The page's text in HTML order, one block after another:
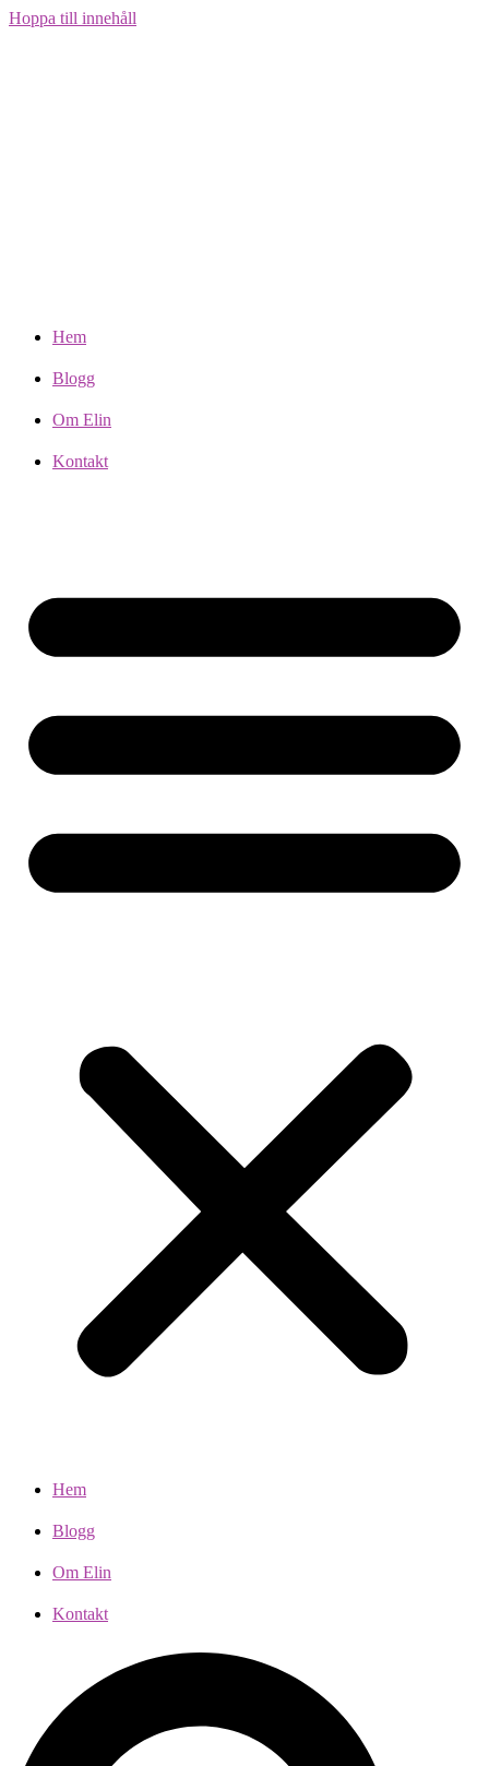
Hoppa till innehåll
Hem
Blogg
Om Elin
Kontakt
Hem
Blogg
Om Elin
Kontakt